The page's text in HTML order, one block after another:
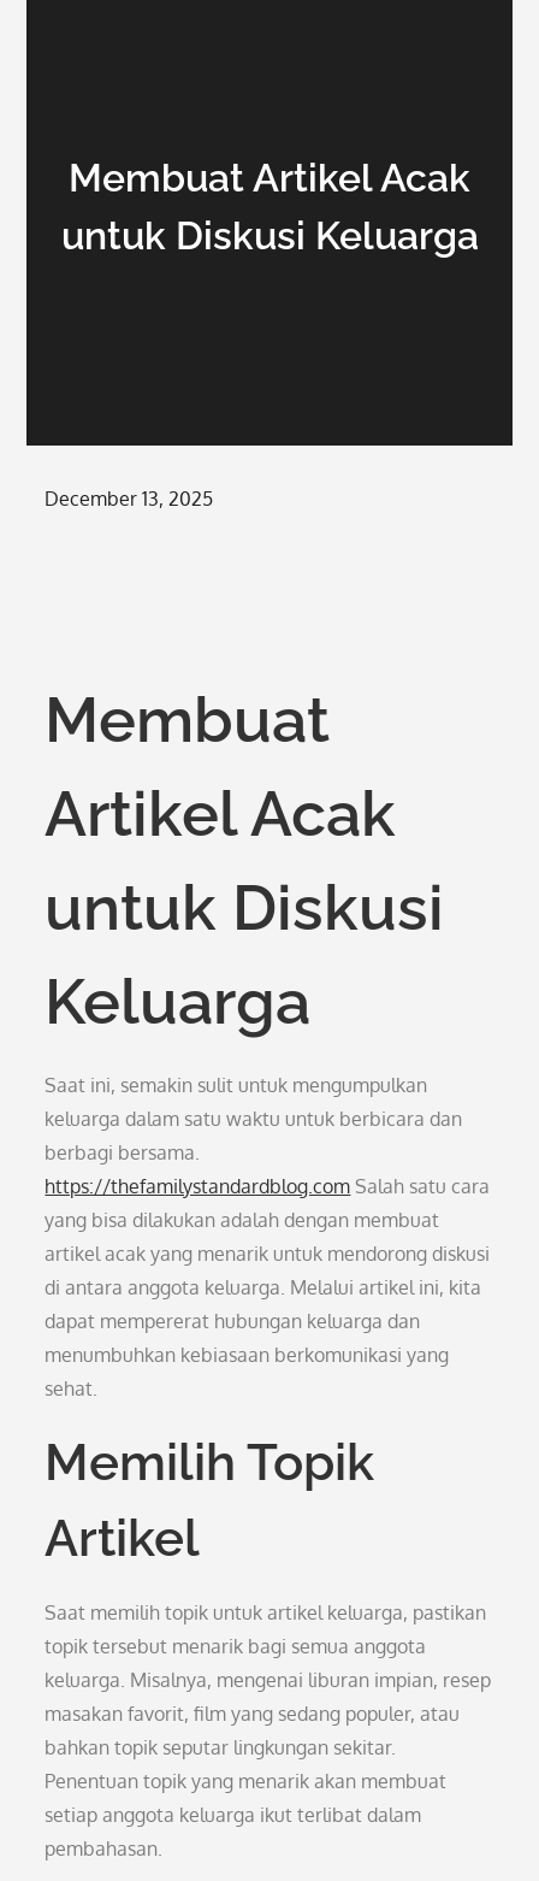
Membuat Artikel Acak
untuk Diskusi Keluarga
Posted
December 13, 2025
Membuat
Artikel Acak
untuk Diskusi
Keluarga
Saat ini, semakin sulit untuk mengumpulkan
keluarga dalam satu waktu untuk berbicara dan
berbagi bersama.
https://thefamilystandardblog.com Salah satu cara
yang bisa dilakukan adalah dengan membuat
artikel acak yang menarik untuk mendorong diskusi
di antara anggota keluarga. Melalui artikel ini, kita
dapat mempererat hubungan keluarga dan
menumbuhkan kebiasaan berkomunikasi yang
sehat.
Memilih Topik
Artikel
Saat memilih topik untuk artikel keluarga, pastikan
topik tersebut menarik bagi semua anggota
keluarga. Misalnya, mengenai liburan impian, resep
masakan favorit, film yang sedang populer, atau
bahkan topik seputar lingkungan sekitar.
Penentuan topik yang menarik akan membuat
setiap anggota keluarga ikut terlibat dalam
pembahasan.